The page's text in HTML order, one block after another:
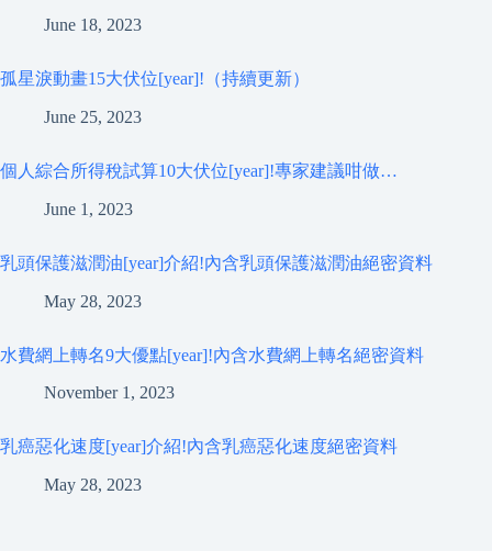
June 18, 2023
孤星淚動畫15大伏位[year]!（持續更新）
June 25, 2023
個人綜合所得稅試算10大伏位[year]!專家建議咁做…
June 1, 2023
乳頭保護滋潤油[year]介紹!內含乳頭保護滋潤油絕密資料
May 28, 2023
水費網上轉名9大優點[year]!內含水費網上轉名絕密資料
November 1, 2023
乳癌惡化速度[year]介紹!內含乳癌惡化速度絕密資料
May 28, 2023